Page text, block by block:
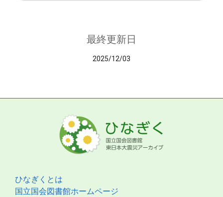
最終更新日
2025/12/03
ひなぎくとは
国立国会図書館ホームページ